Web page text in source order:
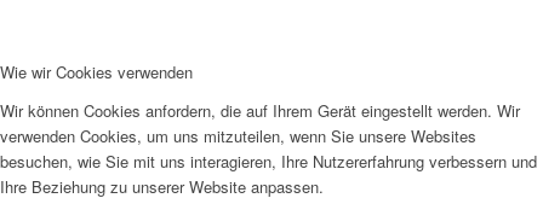
Wie wir Cookies verwenden
Wir können Cookies anfordern, die auf Ihrem Gerät eingestellt werden. Wir
verwenden Cookies, um uns mitzuteilen, wenn Sie unsere Websites
besuchen, wie Sie mit uns interagieren, Ihre Nutzererfahrung verbessern und
Ihre Beziehung zu unserer Website anpassen.